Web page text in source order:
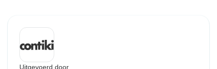
Uitgevoerd door